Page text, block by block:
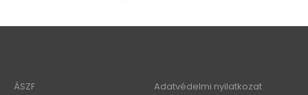
ÁSZF
Adatvédelmi nyilatkozat